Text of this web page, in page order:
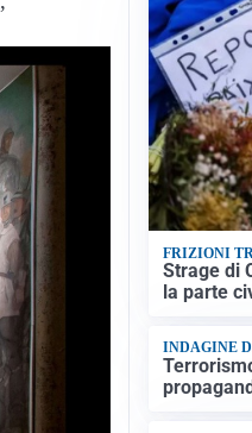
FRIZIONI
Strage di
la parte
INDAGINE